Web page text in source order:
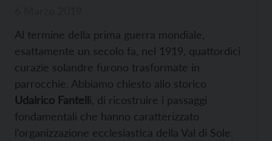
Al termine della prima guerra mondiale,
esattamente un secolo fa, nel 1919, quattordici
curazie solandre furono trasformate in
parrocchie. Abbiamo chiesto allo storico
Udalrico Fantelli, di ricostruire i passaggi
fondamentali che hanno caratterizzato
l’organizzazione ecclesiastica della Val di Sole.